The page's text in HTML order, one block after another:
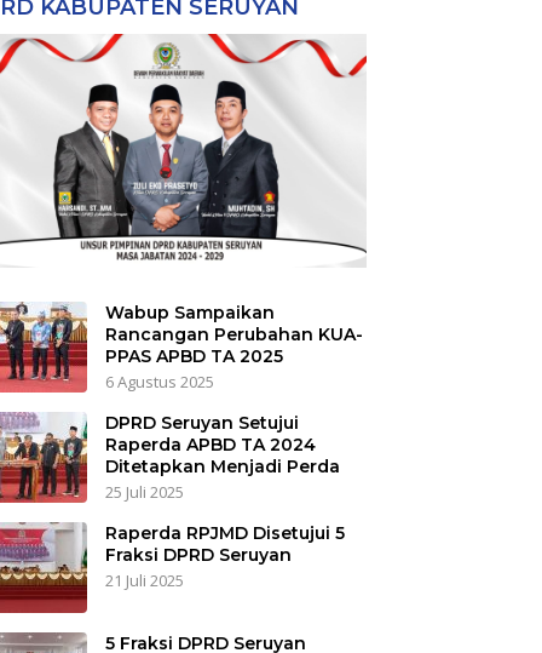
KABUPATEN SERUYAN
Wabup Sampaikan
Rancangan Perubahan KUA-
PPAS APBD TA 2025
6 Agustus 2025
DPRD Seruyan Setujui
Raperda APBD TA 2024
Ditetapkan Menjadi Perda
25 Juli 2025
Raperda RPJMD Disetujui 5
Fraksi DPRD Seruyan
21 Juli 2025
5 Fraksi DPRD Seruyan